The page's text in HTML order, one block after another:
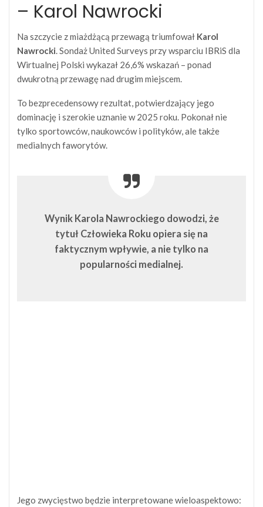
– Karol Nawrocki
Na szczycie z miażdżącą przewagą triumfował Karol
Nawrocki. Sondaż United Surveys przy wsparciu IBRiS dla
Wirtualnej Polski wykazał 26,6% wskazań – ponad
dwukrotną przewagę nad drugim miejscem.
To bezprecedensowy rezultat, potwierdzający jego
dominację i szerokie uznanie w 2025 roku. Pokonał nie
tylko sportowców, naukowców i polityków, ale także
medialnych faworytów.
Wynik Karola Nawrockiego dowodzi, że
tytuł Człowieka Roku opiera się na
faktycznym wpływie, a nie tylko na
popularności medialnej.
Jego zwycięstwo będzie interpretowane wieloaspektowo: